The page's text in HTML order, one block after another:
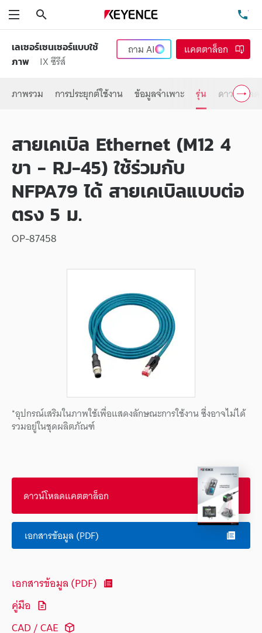
เลเซอร์เซนเซอร์แบบใช้
ภาพ
IX ซีรีส์
ถามAI แคตตาล็อก
ภาพรวม การประยุกต์ใช้งาน ข้อมูลจำเพาะ รุ่น ดาวน์โหลด
สายเคเบิล Ethernet (M12 4
ขา - RJ-45) ใช้ร่วมกับ
NFPA79 ได้ สายเคเบิลแบบต่อ
ตรง 5 ม.
OP-87458
*อุปกรณ์เสริมในภาพใช้เพื่อแสดงลักษณะการใช้งาน ซึ่งอาจไม่ได้
รวมอยู่ในชุดผลิตภัณฑ์
ดาวน์โหลดแคตตาล็อก
เอกสารข้อมูล (PDF)
เอกสารข้อมูล (PDF)
คู่มือ
CAD / CAE